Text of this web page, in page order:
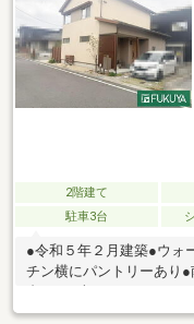
2階建て
駐車3台
●令和５年２月建築●ウォ
チン横にパントリーあり
り●リビングに小上がり